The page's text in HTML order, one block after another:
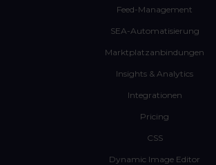
Feed-Management
SEA-Automatisierung
Marktplatzanbindungen
Insights & Analytics
Integrationen
Pricing
CSS
Dynamic Image Editor